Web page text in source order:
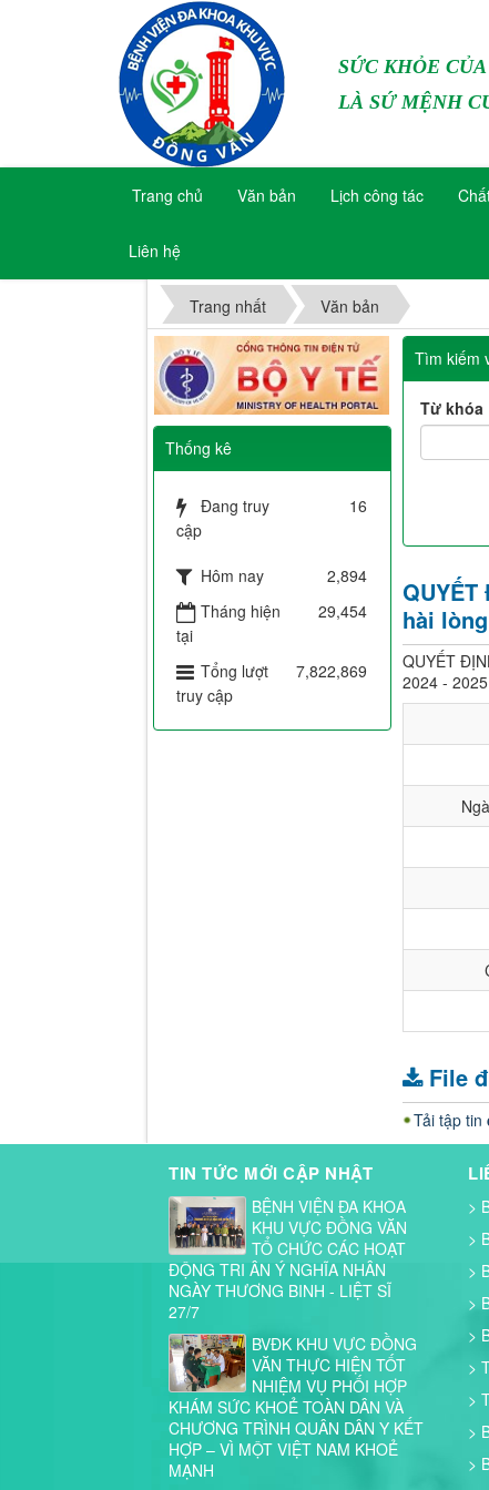
SỨC KHỎE
LÀ SỨ MỆNH
Trang chủ Văn bản Lịch công tác
Liên hệ
Trang nhất Văn bản
Tìm kiếm
Từ khóa
hài
QUYẾT
2024 - 2025
File
Tải tập tin
Thống kê
Đang truy
cập
16
Hôm nay
2,894
Tháng hiện
tại
29,454
Tổng lượt
truy cập
7,822,869
TIN TỨC MỚI CẬP NHẬT
BỆNH VIỆN ĐA KHOA
KHU VỰC ĐỒNG VĂN
TỔ CHỨC CÁC HOẠT
ĐỘNG TRI ÂN Ý NGHĨA NHÂN
NGÀY THƯƠNG BINH - LIỆT SĨ
27/7
BVĐK KHU VỰC ĐỒNG
VĂN THỰC HIỆN TỐT
NHIỆM VỤ PHỐI HỢP
KHÁM SỨC KHOẺ TOÀN DÂN VÀ
CHƯƠNG TRÌNH QUÂN DÂN Y KẾT
HỢP – VÌ MỘT VIỆT NAM KHOẺ
MẠNH
>
>
>
>
>
>
>
>
>